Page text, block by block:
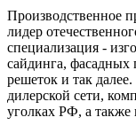
Производственное
лидер
специализация -
сайдинга, фасадных
решеток и так
дилерской сети,
уголках РФ, а